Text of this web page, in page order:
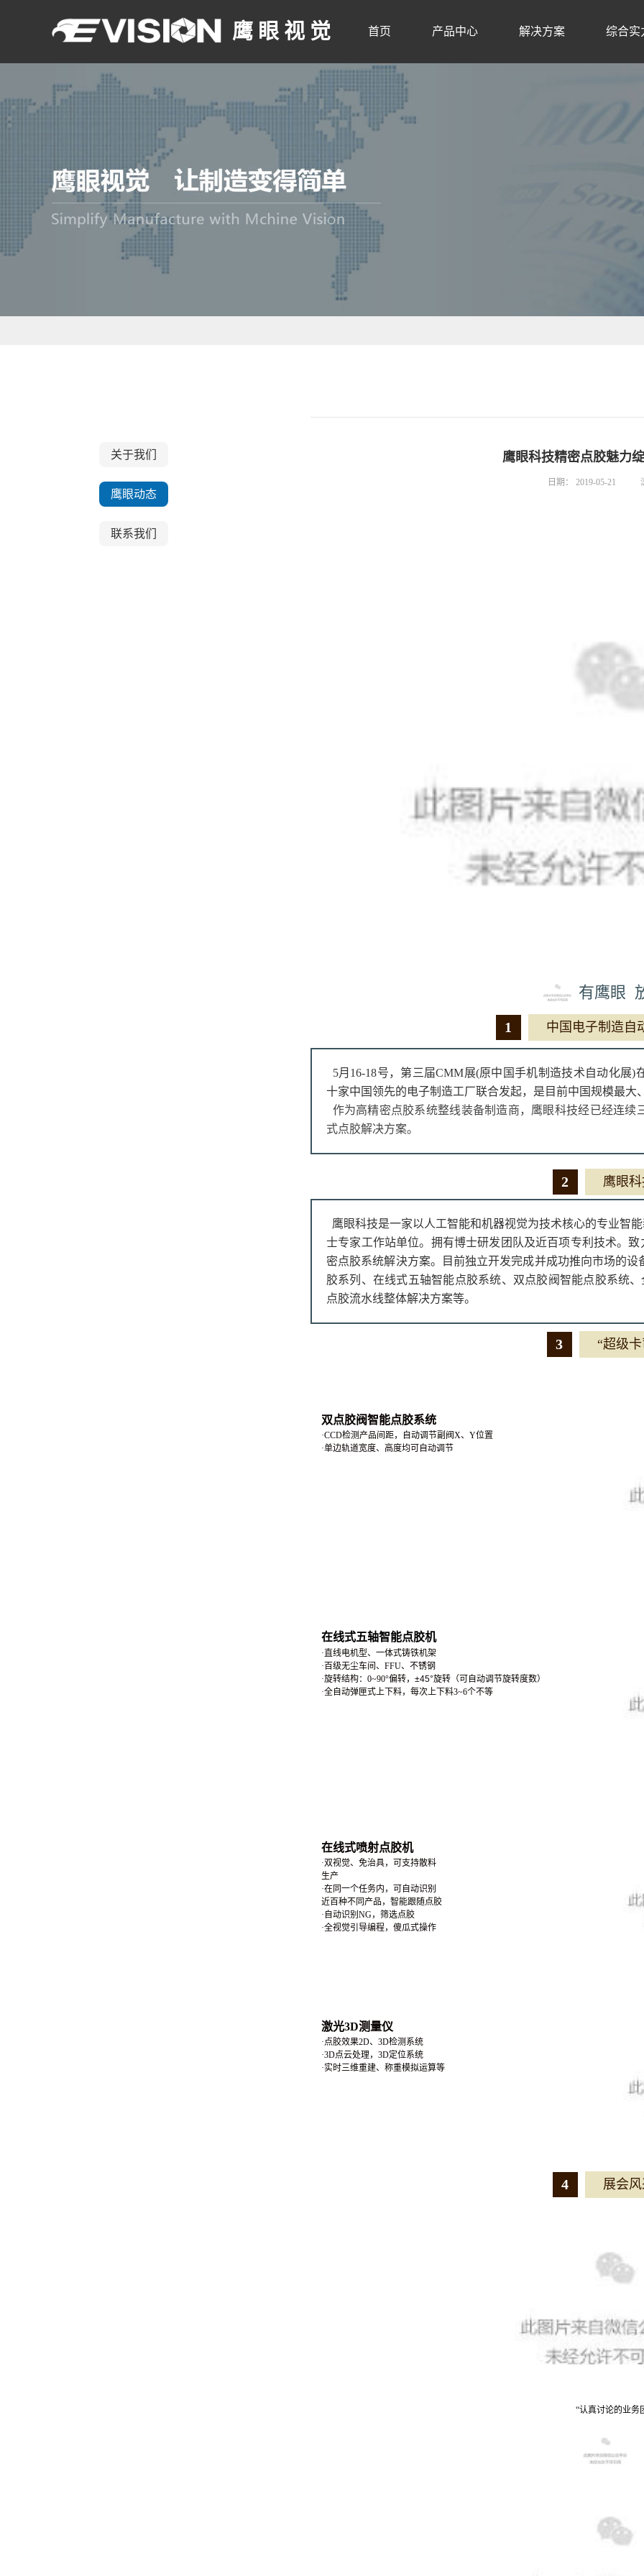
鹰 眼 视 觉 首页 产品中心 解决方案 综合实
关于我们
鹰眼动态
联系我们
鹰眼科技精密点胶魅力
日期： 2019-05-21
有鹰眼
1 中国电子制造自
5月16-18号，第三届CMM展(原中国手机制造技术自动化展
十家中国领先的电子制造工厂联合发起，是目前中国规模最
作为高精密点胶系统整线装备制造商，鹰眼科技经已经连
式点胶解决方案。
2 鹰眼
鹰眼科技是一家以人工智能和机器视觉为技术核心的专业智
士专家工作站单位。拥有博士研发团队及近百项专利技术。
密点胶系统解決方案。目前独立开发完成并成功推向市场的
胶系列、在线式五轴智能点胶系统、双点胶阀智能点胶系统
点胶流水线整体解决方案等。
3 “超级卡
双点胶阀智能点胶系统
·CCD检测产品间距，自动调节副阀X、Y位置
·单边轨道宽度、高度均可自动调节
在线式五轴智能点胶机
·直线电机型、一体式铸铁机架
· 百级无尘车间、FFU、不锈钢
·旋转结构：0~90°偏转， ±45°旋转 （可自动调节旋转度数）
·全自动弹匣式上下料，每次上下料3~6个不等
在线式喷射点胶机
·双视觉、免治具，可支持散料
生产
·在同一个任务内，可自动识别
近百种不同产品，智能跟随点胶
·自动识别NG，筛选点胶
·全视觉引导编程，傻瓜式操作
激光3D测量仪
·点胶效果2D、3D检测系统
·3D点云处理，3D定位系统
·实时三维重建、称重模拟运算等
4 展会
“认真讨论的业务